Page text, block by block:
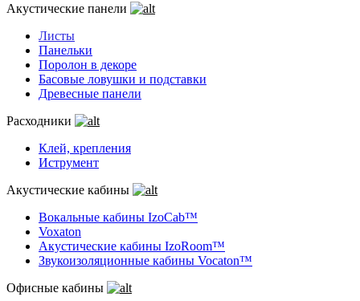
Акустические панели
Листы
Панельки
Поролон в декоре
Басовые ловушки и подставки
Древесные панели
Расходники
Клей, крепления
Иструмент
Акустические кабины
Вокальные кабины IzoCab™
Voxaton
Акустические кабины IzoRoom™
Звукоизоляционные кабины Vocaton™
Офисные кабины